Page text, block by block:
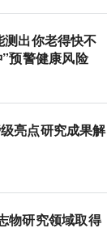
出你老得快不
预警健康风险
亮点研究成果解
物研究领域取得